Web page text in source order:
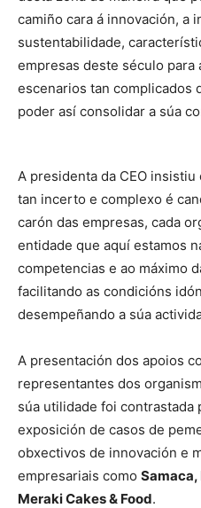
camiño cara á innovación, a
sustentabilidade,
empresas deste século para
escenarios tan complicados
poder así consolidar a súa
A presidenta da CEO
tan incerto e complexo é
carón das empresas, cada
entidade que aquí estamos
competencias e ao máximo
facilitando as condicións
desempeñando a súa
A presentación dos apoios
representantes dos
súa utilidade foi contrastada
exposición de casos de
obxectivos de innovación e
empresariais como
Meraki Cakes & Food.